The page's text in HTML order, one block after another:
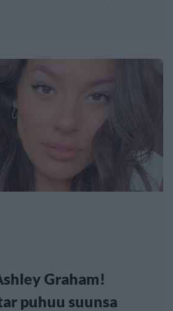
Graham!
puhuu suunsa